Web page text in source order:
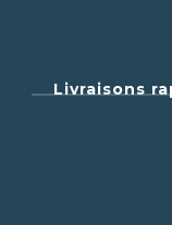
Livraisons